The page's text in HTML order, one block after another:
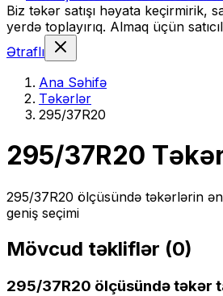
Biz təkər satışı həyata keçirmirik,
yerdə toplayırıq. Almaq üçün
Ətraflı
Ana Səhifə
Təkərlər
295/37R20
295/37R20
295/37R20 ölçüsündə təkərlərin
geniş seçimi
Mövcud təkliflər (0)
295/37R20 ölçüsündə təkər